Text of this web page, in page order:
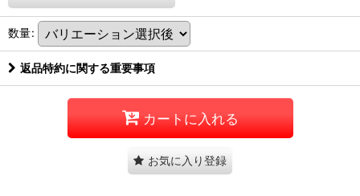
数量:
返品特約に関する重要事項
カートに入れる
お気に入り登録